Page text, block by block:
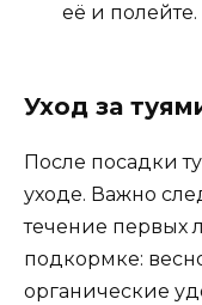
её и полейте.
Уход за
После посадки
уходе. Важно
течение первых
подкормке:
органические